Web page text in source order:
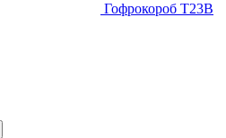
Гофрокороб Т23В